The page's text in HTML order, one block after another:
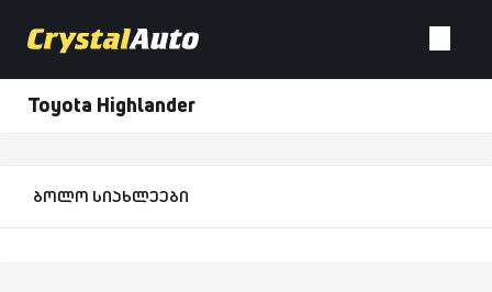
Toyota Highlander
ბოლო სიახლეები